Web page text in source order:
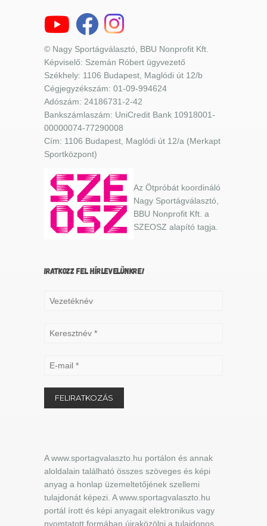
© Nagy Sportágválasztó, BBU Nonprofit Kft.
Képviselő: Szemán Róbert ügyvezető
Székhely: 1106 Budapest, Maglódi út 12/b
Cégjegyzékszám: 01-09-994624
Adószám: 24186731-2-42
Bankszámlaszám: UniCredit Bank 10918001-
00000074-77290008
Cím: 1106 Budapest, Maglódi út 12/a (Merkapt
Sportközpont)
Az Ötpróbát koordináló
Nagy Sportágválasztó,
BBU Nonprofit Kft. a
SZEOSZ alapító tagja.
IRATKOZZ FEL HÍRLEVELÜNKRE!
A www.sportagvalaszto.hu portálon és annak
aloldalain található összes szöveges és képi
anyag a honlap üzemeltetőjének szellemi
tulajdonát képezi. A www.sportagvalaszto.hu
portál írott és képi anyagait elektronikus vagy
nyomtatott formában újraközölni a tulajdonos